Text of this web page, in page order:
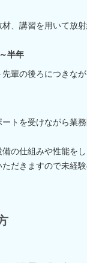
材、講習を用いて放
半年
先輩の後ろにつきな
ートを受けながら業
備の仕組みや性能を
ただきますので未経